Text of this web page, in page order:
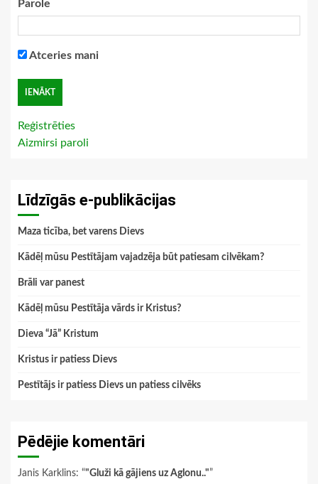
Parole
Atceries mani
Reģistrēties
Aizmirsi paroli
Līdzīgās e-publikācijas
Maza ticība, bet varens Dievs
Kādēļ mūsu Pestītājam vajadzēja būt patiesam cilvēkam?
Brāli var panest
Kādēļ mūsu Pestītāja vārds ir Kristus?
Dieva “Jā” Kristum
Kristus ir patiess Dievs
Pestītājs ir patiess Dievs un patiess cilvēks
Pēdējie komentāri
Janis Karklins: “"Gluži kā gājiens uz Aglonu.."”